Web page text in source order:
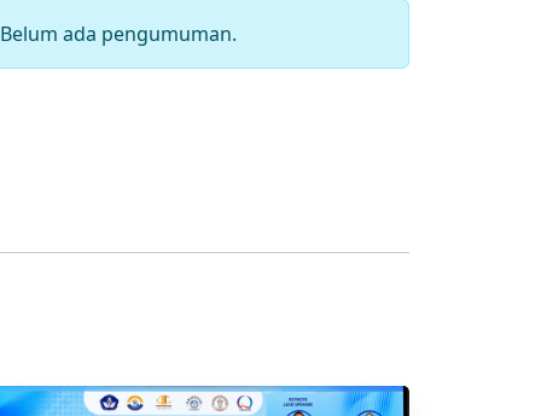
Belum ada pengumuman.